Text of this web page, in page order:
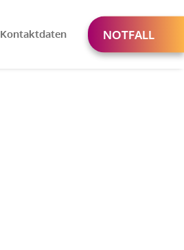
Kontaktdaten NOTFALL